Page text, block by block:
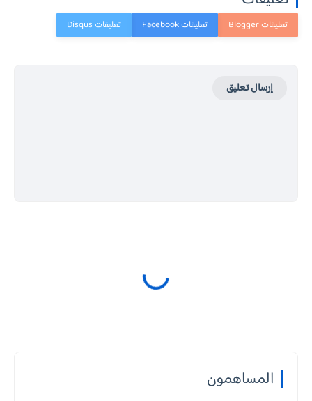
إرسال تعليق
المساهمون